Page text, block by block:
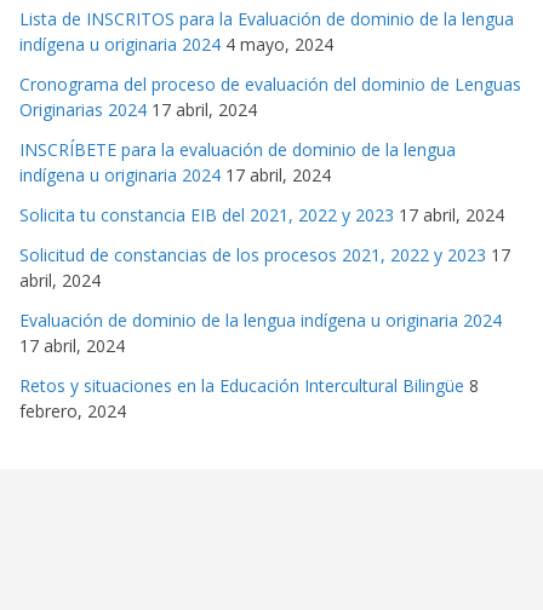
Lista de INSCRITOS para la Evaluación de dominio de la lengua
indígena u originaria 2024 4 mayo, 2024
Cronograma del proceso de evaluación del dominio de Lenguas
Originarias 2024 17 abril, 2024
INSCRÍBETE para la evaluación de dominio de la lengua
indígena u originaria 2024 17 abril, 2024
Solicita tu constancia EIB del 2021, 2022 y 2023 17 abril, 2024
Solicitud de constancias de los procesos 2021, 2022 y 2023 17
abril, 2024
Evaluación de dominio de la lengua indígena u originaria 2024
17 abril, 2024
Retos y situaciones en la Educación Intercultural Bilingüe 8
febrero, 2024